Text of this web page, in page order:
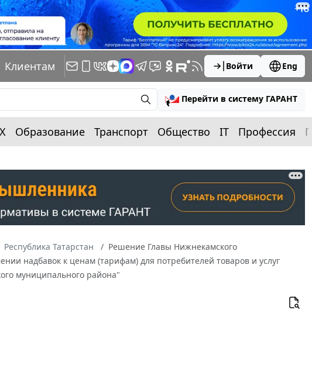
Клиентам Войти Eng
Перейти в систему ГАРАНТ
Образование Транспорт Общество IT Профессия
Республика Татарстан
Решение Главы Нижнекамского
надбавок к ценам (тарифам) для потребителей товаров и услуг
муниципального района"